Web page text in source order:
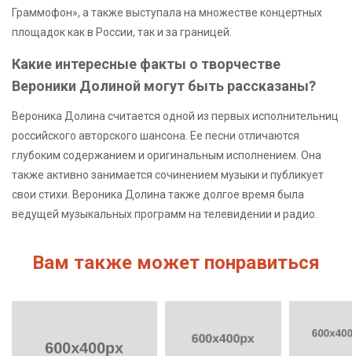
Граммофон», а также выступала на множестве концертных
площадок как в России, так и за границей.
Какие интересные факты о творчестве
Вероники Долиной могут быть рассказаны?
Вероника Долина считается одной из первых исполнительниц
российского авторского шансона. Ее песни отличаются
глубоким содержанием и оригинальным исполнением. Она
также активно занимается сочинением музыки и публикует
свои стихи. Вероника Долина также долгое время была
ведущей музыкальных программ на телевидении и радио.
Вам также может понравиться